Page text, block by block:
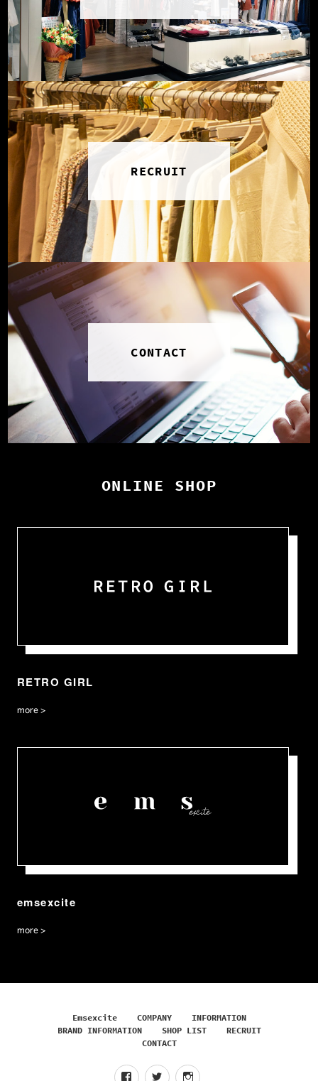
RECRUIT
CONTACT
ONLINE SHOP
RETRO GIRL
more >
emsexcite
more >
Emsexcite COMPANY
INFORMATION
BRAND INFORMATION
SHOP LIST
RECRUIT
CONTACT
f
t
I